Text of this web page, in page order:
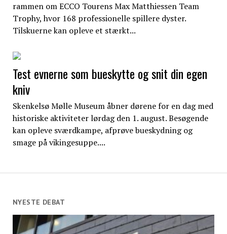
rammen om ECCO Tourens Max Matthiessen Team
Trophy, hvor 168 professionelle spillere dyster.
Tilskuerne kan opleve et stærkt...
Test evnerne som bueskytte og snit din egen
kniv
Skenkelsø Mølle Museum åbner dørene for en dag med
historiske aktiviteter lørdag den 1. august. Besøgende
kan opleve sværdkampe, afprøve bueskydning og
smage på vikingesuppe....
NYESTE DEBAT